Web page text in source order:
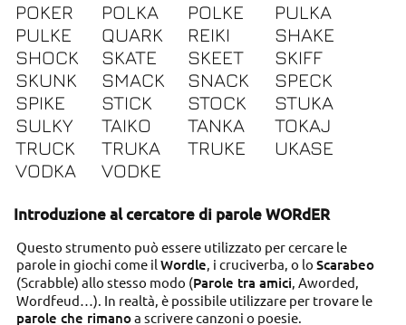
POKER
POLKA POLKE
PULKA
PULKE
QUARK REIKI
SHAKE
SHOCK
SKATE SKEET
SKIFF
SKUNK
SMACK SNACK
SPECK
SPIKE
STICK STOCK
STUKA
SULKY
TAIKO TANKA
TOKAJ
TRUCK
TRUKA TRUKE
UKASE
VODKA
VODKE
Introduzione al cercatore di parole WORdER
Questo strumento può essere utilizzato per cercare le
parole in giochi come il Wordle , i cruciverba, o lo Scarabeo
(Scrabble) allo stesso modo (Parole tra amici , Aworded,
Wordfeud…). In realtà, è possibile utilizzare per trovare le
parole che rimanoa scrivere canzoni o poesie.